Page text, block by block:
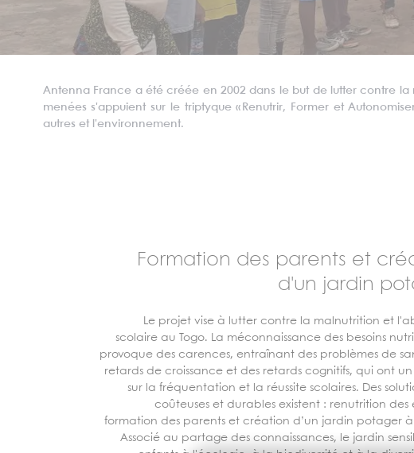
AntennaFrance a été créée en 2002 dans le but de lutter contre la
menées s'appuient sur le triptyque « Renutrir, Former et
autres et l'environnement.
Formation des parents et
d'un jardin
Le projet vise à lutter contre la malnutrition et
scolaire au Togo. La méconnaissance des besoins
provoque des carences, entraînant des problèmes de
retards de croissance et des retards cognitifs, qui ont
sur la fréquentation et la réussite scolaires. Des
coûteuses et durables existent : renutrition des
formation des parents et création d’un jardin potager
Associé au partage des connaissances, le jardin